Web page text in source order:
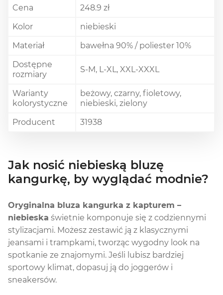
Cena
248.9 zł
Kolor
niebieski
Materiał
bawełna 90% / poliester 10%
Dostępne
rozmiary
S-M, L-XL, XXL-XXXL
Warianty
kolorystyczne
beżowy, czarny, fioletowy,
niebieski, zielony
Producent
31938
Jak nosić niebieską bluzę
kangurkę, by wyglądać modnie?
Oryginalna bluza kangurka z kapturem –
niebieska świetnie komponuje się z codziennymi
stylizacjami. Możesz zestawić ją z klasycznymi
jeansami i trampkami, tworząc wygodny look na
spotkanie ze znajomymi. Jeśli lubisz bardziej
sportowy klimat, dopasuj ją do joggerów i
sneakersów.